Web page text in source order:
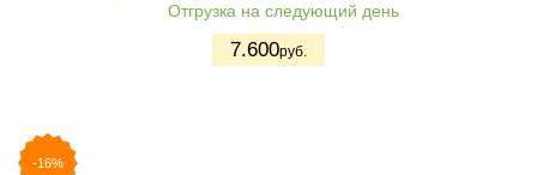
Отгрузка на следующий день
7.600руб.
-16%